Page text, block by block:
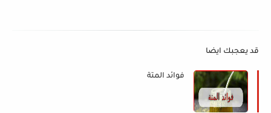
قد يعجبك ايضا
فوائد المتة